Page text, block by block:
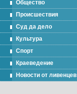
Общество
Происшествия
Суд да дело
Культура
Спорт
Краеведение
Новости от ливенцев